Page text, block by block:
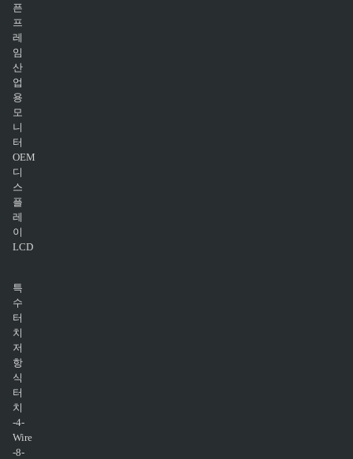
픈
프
레
임
산
업
용
모
니
터
OEM
디
스
플
레
이
LCD
특
수
터
치
저
항
식
터
치
-4-
Wire
-8-